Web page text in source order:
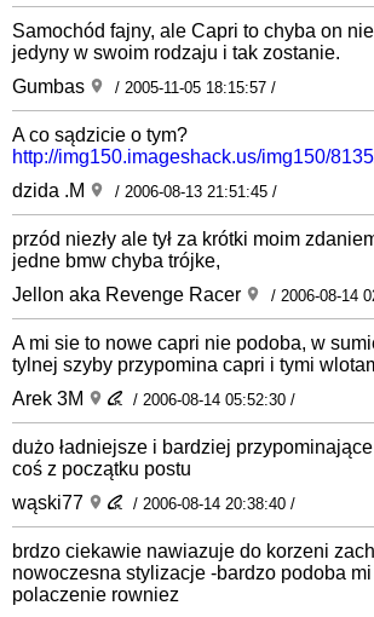
Samochód fajny, ale Capri to chyba on
jedyny w swoim rodzaju i tak zostanie.
Gumbas
/ 2005-11-05 18:15:57 /
A co sądzicie o tym?
http://img150.imageshack.us/img150/
dzida .M
/ 2006-08-13 21:51:45 /
przód niezły ale tył za krótki moim
jedne bmw chyba trójke,
Jellon aka Revenge Racer
/ 2006-08-14
A mi sie to nowe capri nie podoba, w
tylnej szyby przypomina capri i tymi
Arek 3M
/ 2006-08-14 05:52:30 /
dużo ładniejsze i bardziej
coś z początku postu
wąski77
/ 2006-08-14 20:38:40 /
brdzo ciekawie nawiazuje do korzeni
nowoczesna stylizacje -bardzo podoba
polaczenie rowniez